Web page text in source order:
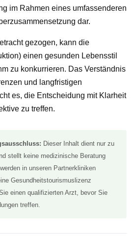
im Rahmen eines umfassenderen
dar.
gezogen, kann die
einen gesunden Lebensstil
zu konkurrieren. Das Verständnis
und langfristigen
es, die Entscheidung mit Klarheit
zu treffen.
Dieser Inhalt dient nur zu
stellt keine medizinische Beratung
in unseren Partnerkliniken
Gesundheitstourismuslizenz
einen qualifizierten Arzt, bevor Sie
treffen.